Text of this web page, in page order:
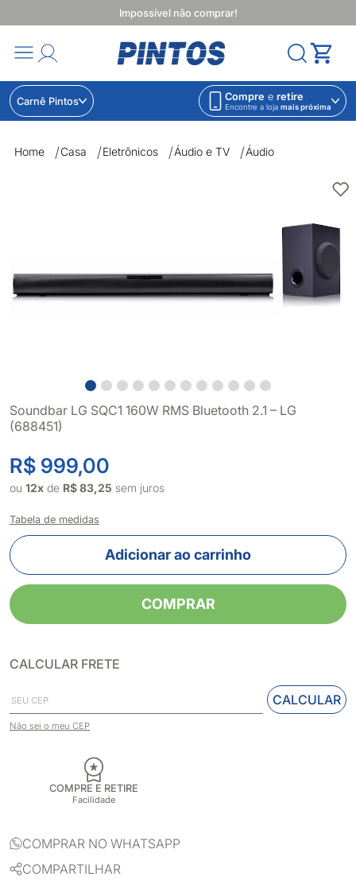
Impossível não comprar!
Carnê Pintos Compre e retire
Encontre a loja mais próxima
Home Casa Eletrônicos Áudio e TV Áudio
Soundbar LG SQC1 160W RMS Bluetooth 2.1 – LG
(688451)
R$ 999,00
ou 12x de R$ 83,25 sem juros
Tabela de medidas
Adicionar ao carrinho
COMPRAR
CALCULAR FRETE
CALCULAR
Não sei o meu CEP
COMPRE E RETIRE
Facilidade
COMPRAR NO WHATSAPP
COMPARTILHAR